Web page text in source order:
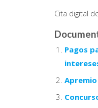
Cita digital
Pagos